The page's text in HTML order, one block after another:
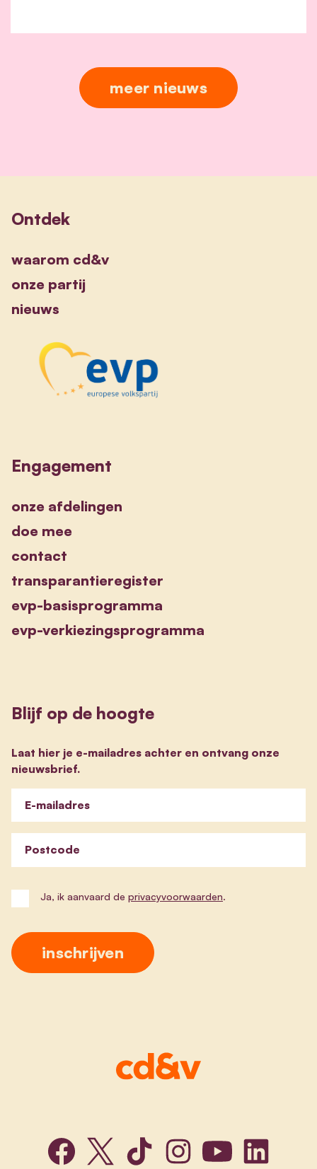
meer nieuws
Ontdek
waarom cd&v
onze partij
nieuws
Engagement
onze afdelingen
doe mee
contact
transparantieregister
evp-basisprogramma
evp-verkiezingsprogramma
Blijf op de hoogte
Laat hier je e-mailadres achter en ontvang onze
nieuwsbrief.
E-mailadres
Postcode
Ja, ik aanvaard de privacyvoorwaarden.